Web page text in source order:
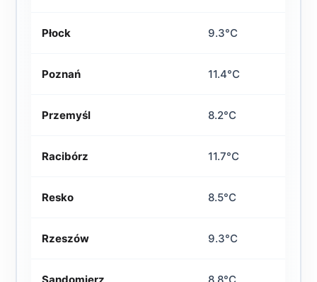
Płock 9.3°C
Poznań 11.4°C
Przemyśl 8.2°C
Racibórz 11.7°C
Resko 8.5°C
Rzeszów 9.3°C